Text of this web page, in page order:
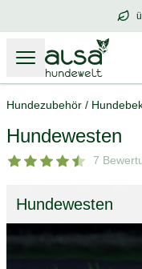
Hundezubehör /
Hundewesten
7
Hundewesten